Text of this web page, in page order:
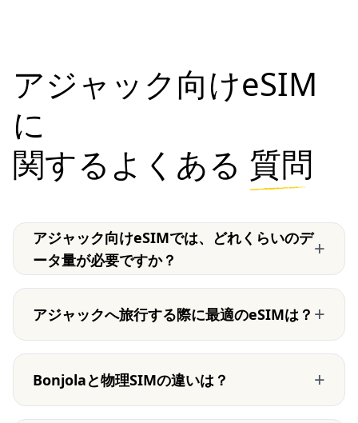
アジャック向けeSIM
に
関するよくある 質問
アジャック向けeSIMでは、どれくらいのデ
ータ量が必要ですか？
+
アジャックへ旅行する際に最適のeSIMは？ +
Bonjolaと物理SIMの違いは？ +